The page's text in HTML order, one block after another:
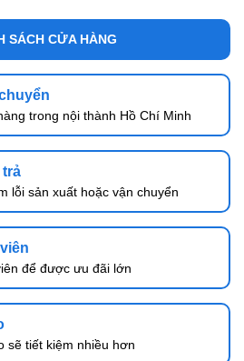
SÁCH CỬA HÀNG
trong nội thành Hồ Chí Minh
trả
lỗi sản xuất hoặc vận chuyển
để được ưu đãi lớn
sẽ tiết kiệm nhiều hơn